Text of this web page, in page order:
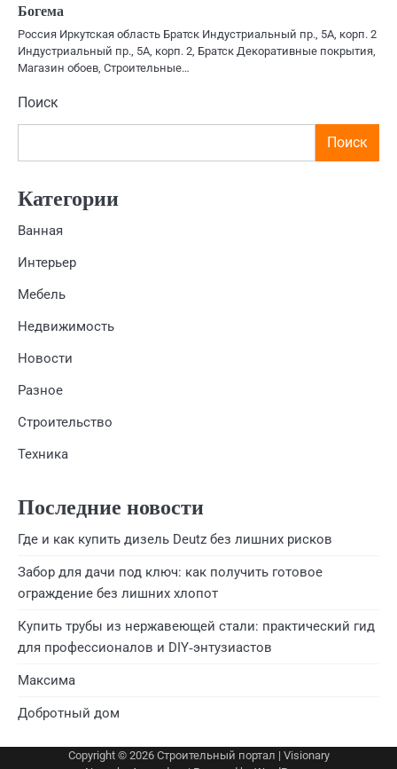
Богема
Россия Иркутская область Братск Индустриальный пр., 5А, корп. 2
Индустриальный пр., 5А, корп. 2, Братск Декоративные покрытия,
Магазин обоев, Строительные…
Поиск
Поиск
Категории
Ванная
Интерьер
Мебель
Недвижимость
Новости
Разное
Строительство
Техника
Последние новости
Где и как купить дизель Deutz без лишних рисков
Забор для дачи под ключ: как получить готовое
ограждение без лишних хлопот
Купить трубы из нержавеющей стали: практический гид
для профессионалов и DIY‑энтузиастов
Максима
Добротный дом
Copyright © 2026 Строительный портал | Visionary